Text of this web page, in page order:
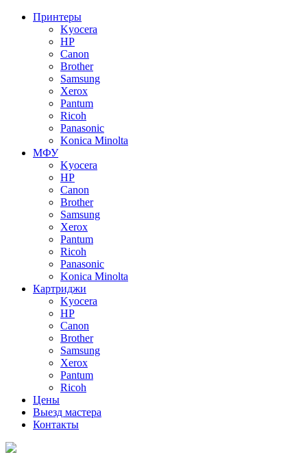
Принтеры
Kyocera
HP
Canon
Brother
Samsung
Xerox
Pantum
Ricoh
Panasonic
Konica Minolta
МФУ
Kyocera
HP
Canon
Brother
Samsung
Xerox
Pantum
Ricoh
Panasonic
Konica Minolta
Картриджи
Kyocera
HP
Canon
Brother
Samsung
Xerox
Pantum
Ricoh
Цены
Выезд мастера
Контакты